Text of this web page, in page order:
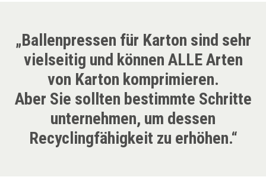
„Ballenpressen für Karton sind sehr
vielseitig und können ALLE Arten
von Karton komprimieren.
Aber Sie sollten bestimmte Schritte
unternehmen, um dessen
Recyclingfähigkeit zu erhöhen.“